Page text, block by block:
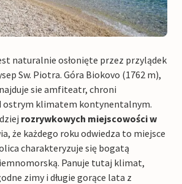
naturalnie osłonięte przez przylądek
Sw. Piotra. Góra Biokovo (1762 m),
sie amfiteatr, chroni
ostrym klimatem kontynentalnym.
rozrywkowych miejscowości w
że każdego roku odwiedza to miejsce
charakteryzuje się bogatą
Panuje tutaj klimat,
zimy i długie gorące lata z